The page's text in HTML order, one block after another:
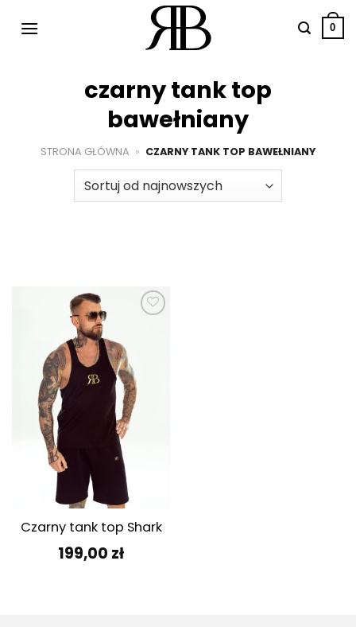
0
czarny tank top
bawełniany
STRONA GŁÓWNA » CZARNY TANK TOP BAWEŁNIANY
Czarny tank top Shark
199,00 zł